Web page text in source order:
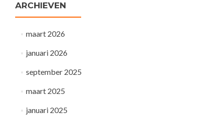
ARCHIEVEN
maart 2026
januari 2026
september 2025
maart 2025
januari 2025